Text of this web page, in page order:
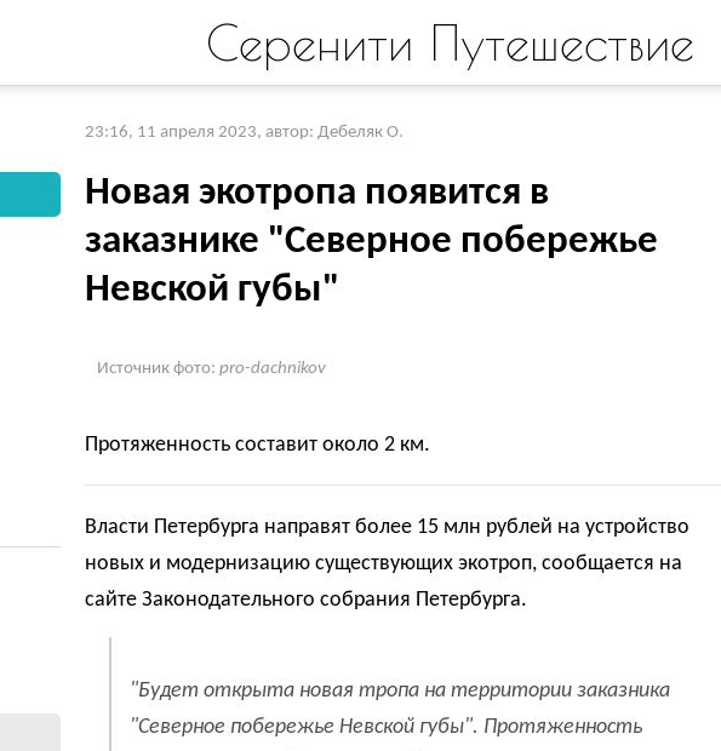
Серенити Путешествие
23:16, 11 апреля 2023, автор: Дебеляк О.
Новая экотропа появится в
заказнике "Северное побережье
Невской губы"
Источник фото: pro-dachnikov
Протяженность составит около 2 км.
Власти Петербурга направят более 15 млн рублей на устройство
новых и модернизацию существующих экотроп, сообщается на
сайте Законодательного собрания Петербурга.
"Будет открыта новая тропа на территории заказника
"Северное побережье Невской губы". Протяженность